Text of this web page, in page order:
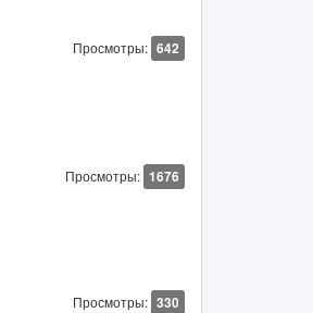
Просмотры: 642
Просмотры: 1676
Просмотры: 330